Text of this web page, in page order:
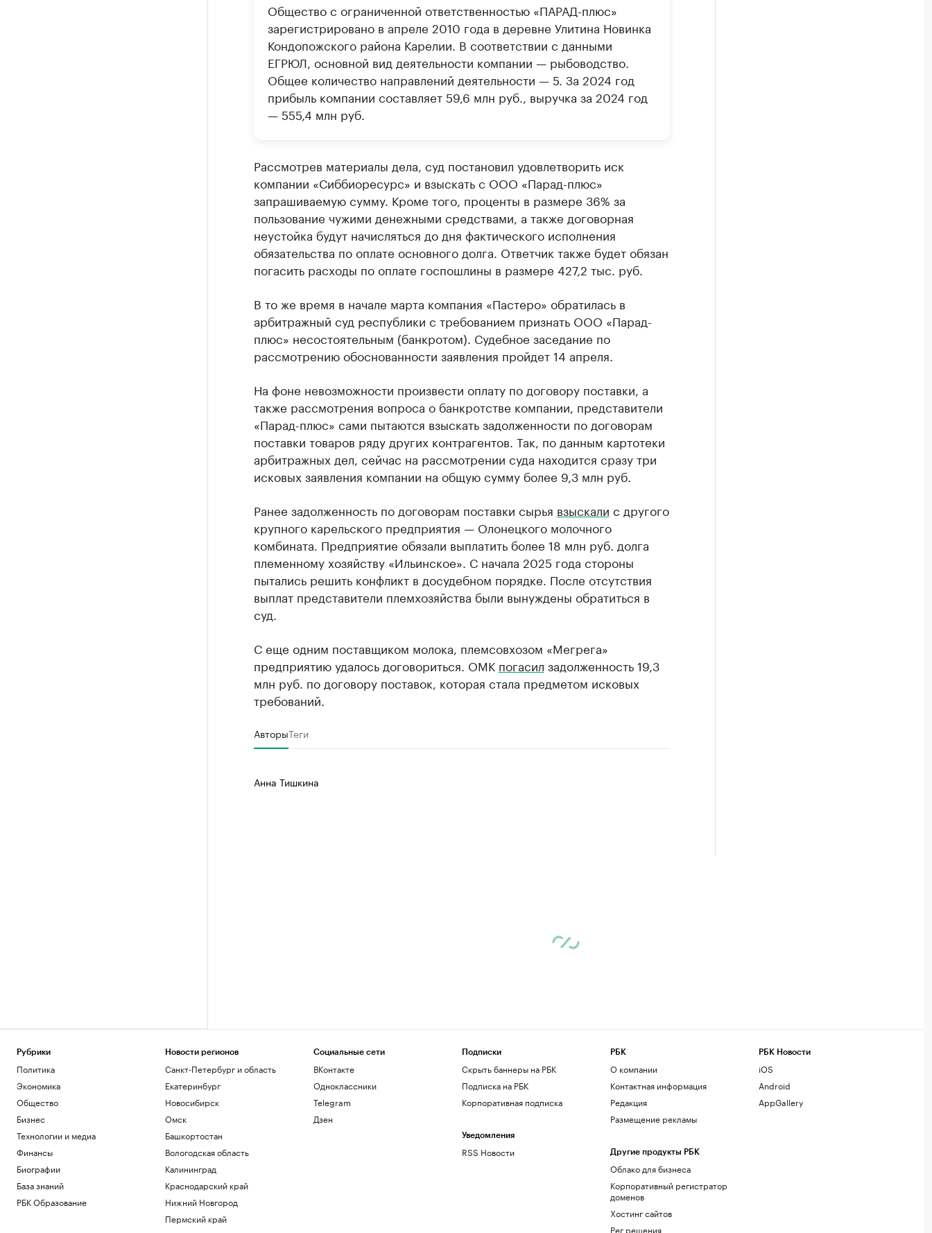
Общество с ограниченной ответственностью «ПАРАД-плюс»
зарегистрировано в апреле 2010 года в деревне Улитина Новинка
Кондопожского района Карелии. В соответствии с данными
ЕГРЮЛ, основной вид деятельности компании — рыбоводство.
Общее количество направлений деятельности — 5. За 2024 год
прибыль компании составляет 59,6 млн руб., выручка за 2024 год
— 555,4 млн руб.
Рассмотрев материалы дела, суд постановил удовлетворить иск
компании «Сиббиоресурс» и взыскать с ООО «Парад-плюс»
запрашиваемую сумму. Кроме того, проценты в размере 36% за
пользование чужими денежными средствами, а также договорная
неустойка будут начисляться до дня фактического исполнения
обязательства по оплате основного долга. Ответчик также будет обязан
погасить расходы по оплате госпошлины в размере 427,2 тыс. руб.
В то же время в начале марта компания «Пастеро» обратилась в
арбитражный суд республики с требованием признать ООО «Парад-
плюс» несостоятельным (банкротом). Судебное заседание по
рассмотрению обоснованности заявления пройдет 14 апреля.
На фоне невозможности произвести оплату по договору поставки, а
также рассмотрения вопроса о банкротстве компании, представители
«Парад-плюс» сами пытаются взыскать задолженности по договорам
поставки товаров ряду других контрагентов. Так, по данным картотеки
арбитражных дел, сейчас на рассмотрении суда находится сразу три
исковых заявления компании на общую сумму более 9,3 млн руб.
Ранее задолженность по договорам поставки сырья взыскали с другого
крупного карельского предприятия — Олонецкого молочного
комбината. Предприятие обязали выплатить более 18 млн руб. долга
племенному хозяйству «Ильинское». С начала 2025 года стороны
пытались решить конфликт в досудебном порядке. После отсутствия
выплат представители племхозяйства были вынуждены обратиться в
суд.
С еще одним поставщиком молока, племсовхозом «Мегрега»
предприятию удалось договориться. ОМК погасил задолженность 19,3
млн руб. по договору поставок, которая стала предметом исковых
требований.
АвторыТеги
Анна Тишкина
Рубрики
Политика
Экономика
Общество
Бизнес
Технологии и медиа
Финансы
Биографии
База знаний
РБК Образование
Новости регионов
Санкт-Петербург и область
Екатеринбург
Новосибирск
Омск
Башкортостан
Вологодская область
Калининград
Краснодарский край
Нижний Новгород
Пермский край
Социальные сети
ВКонтакте
Одноклассники
Telegram
Дзен
Подписки
Скрыть баннеры на РБК
Подписка на РБК
Корпоративная подписка
Уведомления
RSS Новости
РБК
О компании
Контактная информация
Редакция
Размещение рекламы
Другие продукты РБК
Облако для бизнеса
Корпоративный регистратор
доменов
Хостинг сайтов
Рег.решения
РБК Новости
iOS
Android
AppGallery